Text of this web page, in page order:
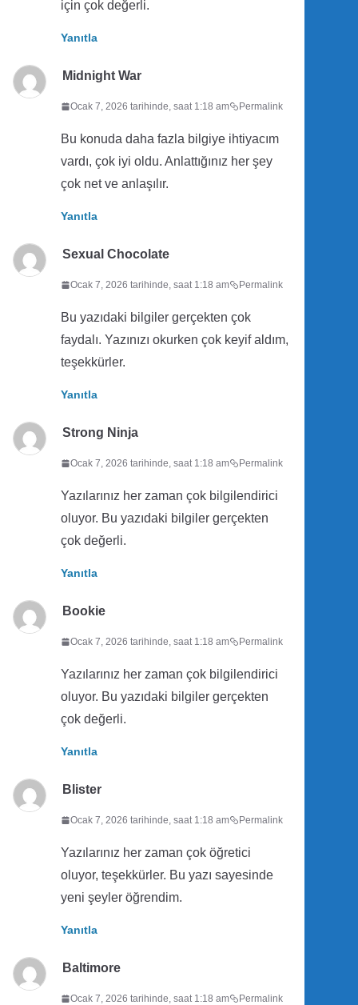
için çok değerli.
Yanıtla
Midnight War
Ocak 7, 2026 tarihinde, saat 1:18 am Permalink
Bu konuda daha fazla bilgiye ihtiyacım
vardı, çok iyi oldu. Anlattığınız her şey
çok net ve anlaşılır.
Yanıtla
Sexual Chocolate
Ocak 7, 2026 tarihinde, saat 1:18 am Permalink
Bu yazıdaki bilgiler gerçekten çok
faydalı. Yazınızı okurken çok keyif aldım,
teşekkürler.
Yanıtla
Strong Ninja
Ocak 7, 2026 tarihinde, saat 1:18 am Permalink
Yazılarınız her zaman çok bilgilendirici
oluyor. Bu yazıdaki bilgiler gerçekten
çok değerli.
Yanıtla
Bookie
Ocak 7, 2026 tarihinde, saat 1:18 am Permalink
Yazılarınız her zaman çok bilgilendirici
oluyor. Bu yazıdaki bilgiler gerçekten
çok değerli.
Yanıtla
Blister
Ocak 7, 2026 tarihinde, saat 1:18 am Permalink
Yazılarınız her zaman çok öğretici
oluyor, teşekkürler. Bu yazı sayesinde
yeni şeyler öğrendim.
Yanıtla
Baltimore
Ocak 7, 2026 tarihinde, saat 1:18 am Permalink